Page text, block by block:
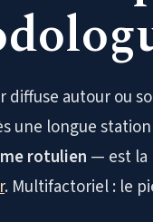
diffuse autour ou
une longue
rotulien — est la
. Multifactoriel : le